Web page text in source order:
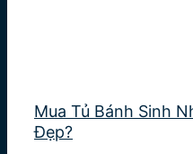
Mua Tủ Bánh Sinh
Đẹp?